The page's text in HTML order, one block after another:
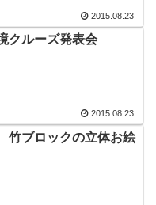
2015.08.23
クルーズ発表会
2015.08.23
ブロックの立体お絵